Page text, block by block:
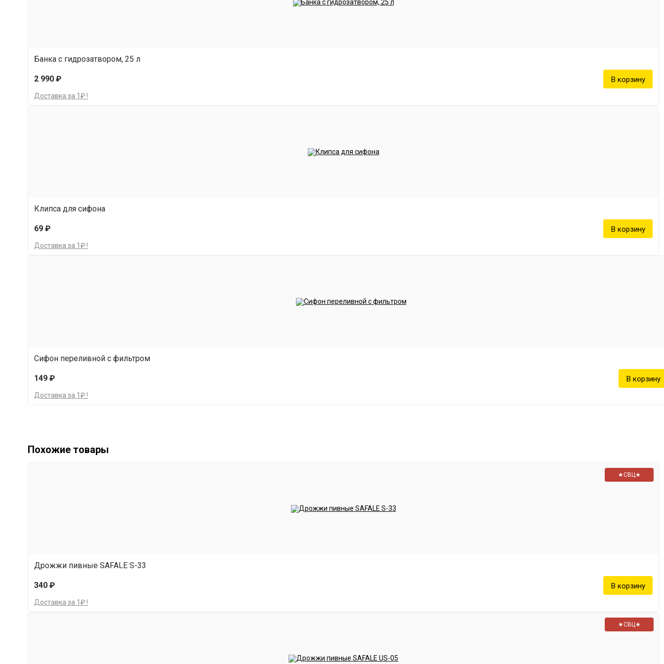
Банка с гидрозатвором, 25 л
2 990 ₽
Доставка за 1₽ !
Клипса для сифона
69 ₽
Доставка за 1₽ !
Сифон переливной с фильтром
149 ₽
Доставка за 1₽ !
Похожие товары
★СВЦ★
Дрожжи пивные SAFALE S-33
340 ₽
Доставка за 1₽ !
★СВЦ★